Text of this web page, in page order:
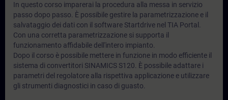
In questo corso imparerai la procedura alla messa in servizio
passo dopo passo. È possibile gestire la parametrizzazione e il
salvataggio dei dati con il software Startdrive nel TIA Portal.
Con una corretta parametrizzazione si supporta il
funzionamento affidabile dell'intero impianto.
Dopo il corso è possibile mettere in funzione in modo efficiente il
sistema di convertitori SINAMICS S120. È possibile adattare i
parametri del regolatore alla rispettiva applicazione e utilizzare
gli strumenti diagnostici in caso di guasto.